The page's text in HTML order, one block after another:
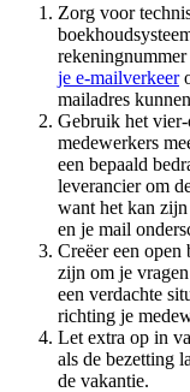
Zorg voor
je e-mailverkeer
mailadres
Gebruik het
medewerkers
een bepaald
leverancier om
want het kan
en je mail
Creëer een
zijn om je
een verdachte
richting je
Let extra op in
als de bezetting
de vakantie.